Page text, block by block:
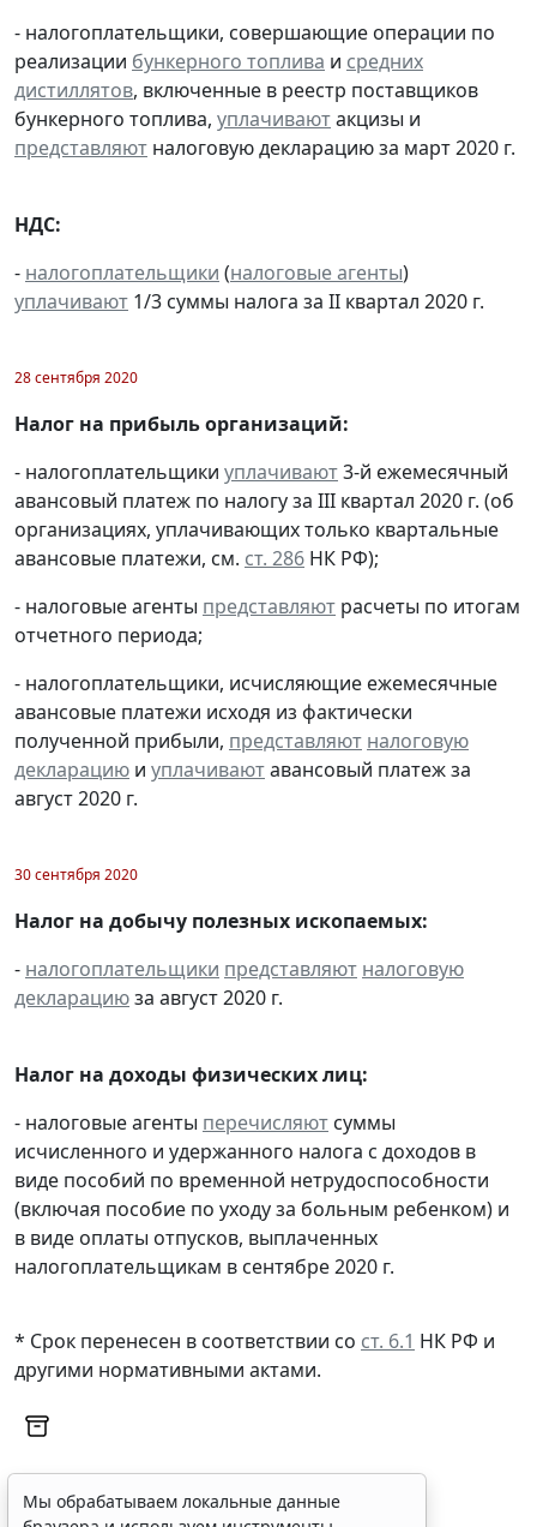
- налогоплательщики, совершающие операции по
реализации бункерного топлива и средних
дистиллятов, включенные в реестр поставщиков
бункерного топлива, уплачиваютакцизы и
представляют налоговую декларацию за март 2020 г.
НДС:
- налогоплательщики (налоговые агенты)
уплачивают 1/3 суммы налога за II квартал 2020 г.
28 сентября 2020
Налог на прибыль организаций:
- налогоплательщики уплачивают3-й ежемесячный
авансовый платеж по налогу за III квартал 2020 г. (об
организациях, уплачивающих только квартальные
авансовые платежи, см. ст. 286 НК РФ);
- налоговые агенты представляют расчеты по итогам
отчетного периода;
- налогоплательщики, исчисляющие ежемесячные
авансовые платежи исходя из фактически
полученной прибыли, представляют налоговую
декларацию и уплачиваютавансовый платеж за
август 2020 г.
30 сентября 2020
Налог на добычу полезных ископаемых:
- налогоплательщики представляют налоговую
декларациюза август 2020 г.
Налог на доходы физических лиц:
- налоговые агенты перечисляют суммы
исчисленного и удержанного налога с доходов в
виде пособий по временной нетрудоспособности
(включая пособие по уходу за больным ребенком) и
в виде оплаты отпусков, выплаченных
налогоплательщикам в сентябре 2020 г.
* Срок перенесен в соответствии со ст. 6.1 НК РФ и
другими нормативными актами.
Мы обрабатываем локальные данные